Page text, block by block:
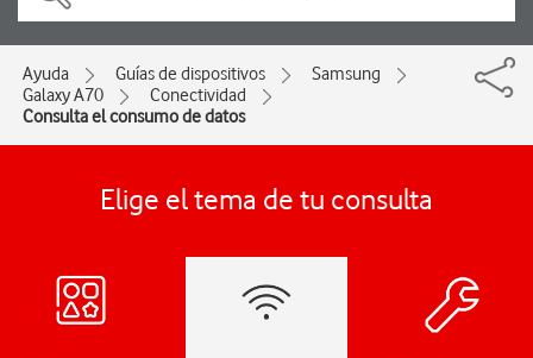
Ayuda Guías de dispositivos
Samsung
Galaxy A70
Conectividad
Consulta el consumo de datos
Elige el tema de tu consulta